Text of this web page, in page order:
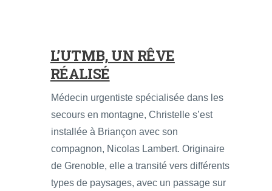
L’UTMB, UN RÊVE
RÉALISÉ
Médecin urgentiste spécialisée dans les
secours en montagne, Christelle s’est
installée à Briançon avec son
compagnon, Nicolas Lambert. Originaire
de Grenoble, elle a transité vers différents
types de paysages, avec un passage sur